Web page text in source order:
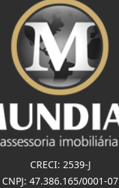
CRECI: 2539-J
CNPJ: 47.386.165/0001-07